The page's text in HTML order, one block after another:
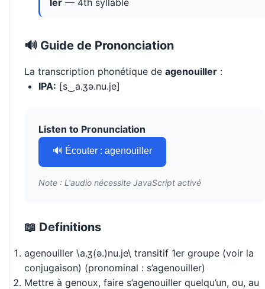
ler — 4th syllable
🔊 Guide de Prononciation
La transcription phonétique de agenouiller :
IPA: [s‿a.ʒə.nu.je]
Listen to Pronunciation
🔊 Écouter : agenouiller
Note : L'audio nécessite JavaScript activé
📖 Definitions
agenouiller \a.ʒ(ə.)nu.je\ transitif 1er groupe (voir la
conjugaison) (pronominal : s’agenouiller)
Mettre à genoux, faire s’agenouiller quelqu’un, ou, au